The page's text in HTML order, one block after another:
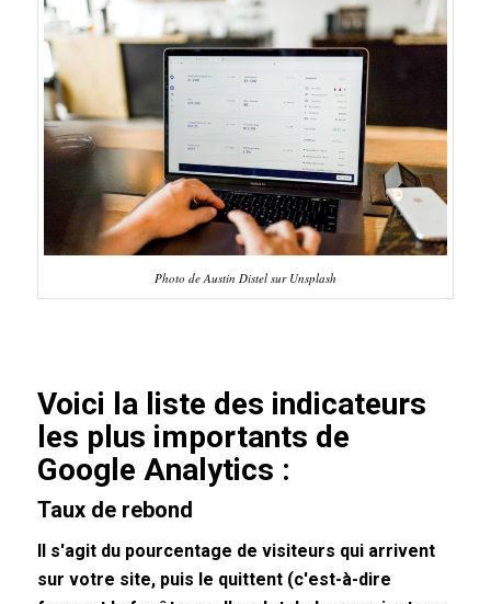
Photo de Austin Distel sur Unsplash
Voici la liste des indicateurs
les plus importants de
Google Analytics :
Taux de rebond
Il s'agit du pourcentage de visiteurs qui arrivent
sur votre site, puis le quittent (c'est-à-dire